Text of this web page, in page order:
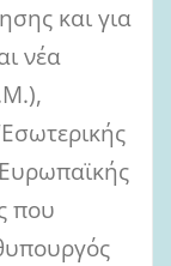
και για
νέα
που